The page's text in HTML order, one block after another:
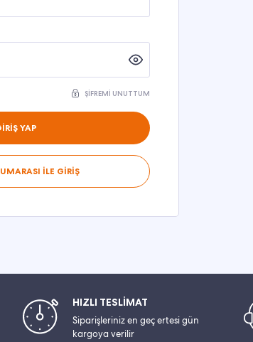
ŞIFREMI UNUTTUM
YAP
İLE GİRİŞ
HIZLI TESLİMAT
Siparişleriniz en geç ertesi gün
kargoya verilir